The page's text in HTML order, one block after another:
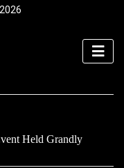
Held Grandly